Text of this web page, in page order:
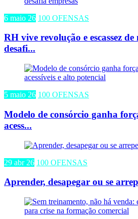
6 maio 26 100 OFENSAS
RH vive revolução e escassez
desafi...
5 maio 26 100 OFENSAS
Modelo de consórcio ganha
acess...
29 abr 26 100 OFENSAS
Aprender, desapegar ou se